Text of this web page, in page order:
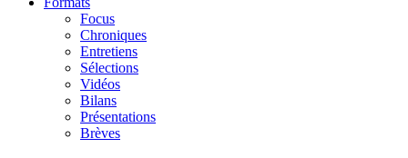
Focus
Chroniques
Entretiens
Sélections
Vidéos
Bilans
Présentations
Brèves